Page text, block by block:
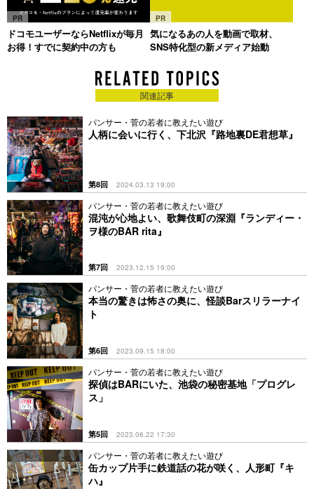
PR
ドコモユーザーならNetflixが毎月
お得！すでに契約中の方も
PR
気になるあの人を動画で取材、
SNS特化型の新メディア始動
関連記事
パンサー・菅の若者に教えたい遊び
人柄に会いに行く、下北沢『路地裏DE君想草』
第8回 2024.03.13 19:00
パンサー・菅の若者に教えたい遊び
混沌が心地よい、歌舞伎町の深淵『ランディー・
ヲ様のBAR rita』
第7回 2023.12.15 19:00
パンサー・菅の若者に教えたい遊び
本当の驚きは怖さの奥に、怪談Barスリラーナイ
ト
第6回 2023.09.15 18:00
パンサー・菅の若者に教えたい遊び
探偵はBARにいた、池袋の秘密基地「プログレ
ス」
第5回 2023.06.22 17:30
パンサー・菅の若者に教えたい遊び
缶カップ片手に鉄道話の花が咲く、人形町『キ
ハ』